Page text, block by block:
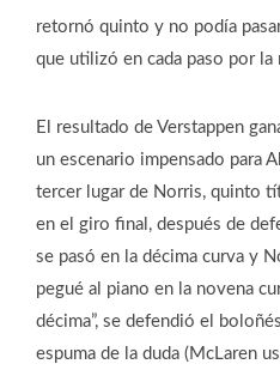
retornó quinto y no podía
que utilizó en cada paso por la
El resultado de Verstappen
un escenario impensado para
tercer lugar de Norris, quinto
en el giro final, después de
se pasó en la décima curva y
pegué al piano en la novena
décima”, se defendió el
espuma de la duda (McLaren